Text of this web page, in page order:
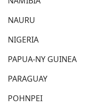
NAURU
NIGERIA
PAPUA-NY GUINEA
PARAGUAY
POHNPEI